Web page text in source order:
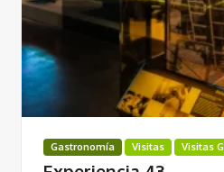
Gastronomía Visitas Visitas